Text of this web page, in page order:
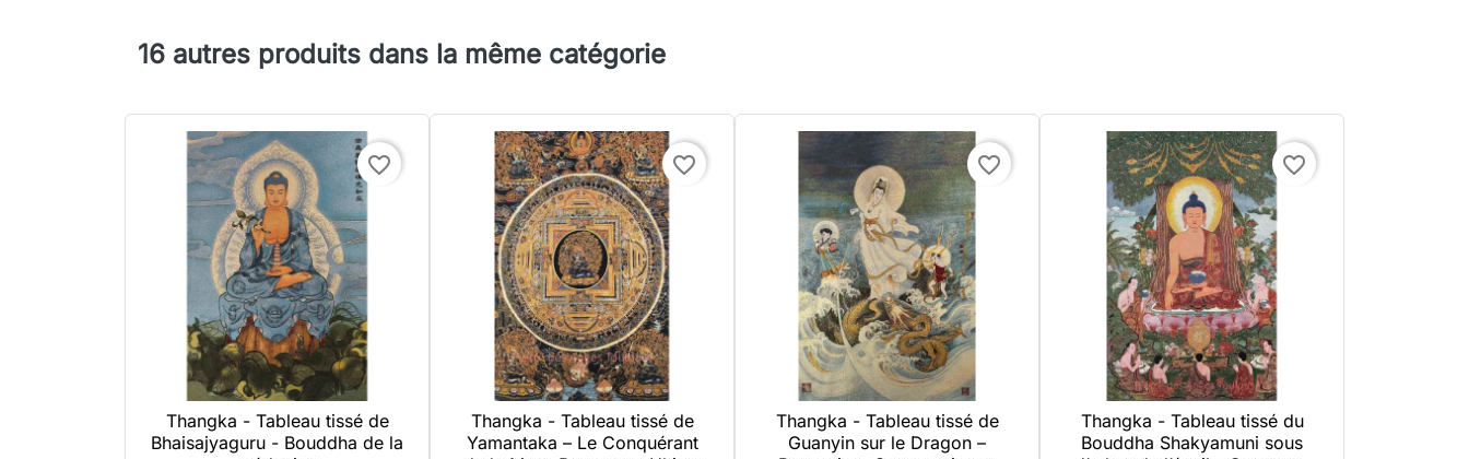
16 autres produits dans la même catégorie
favorite_border
 Aperçu rapide
Thangka - Tableau tissé de
Bhaisajyaguru - Bouddha de la
favorite_border
 Aperçu rapide
Thangka - Tableau tissé de
Yamantaka – Le Conquérant
favorite_border
 Aperçu rapide
Thangka - Tableau tissé de
Guanyin sur le Dragon –
favorite_border
 Aperçu rapide
Thangka - Tableau tissé du
Bouddha Shakyamuni sous